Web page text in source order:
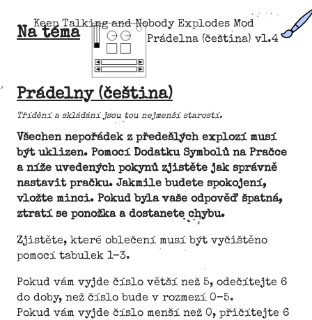
Keep Talking and Nobody Explodes Mod
Prádelna (čeština) v1.4
Na téma
Prádelny (čeština)
Třídění a skládání jsou tou nejmenší starostí.
Všechen nepořádek z předešlých explozí musí
být uklizen. Pomocí Dodatku Symbolů na Pračce
a níže uvedených pokynů zjistěte jak správně
nastavit pračku. Jakmile budete spokojení,
vložte minci. Pokud byla vaše odpověď špatná,
ztratí se ponožka a dostanete chybu.
Zjistěte, které oblečení musí být vyčištěno
pomocí tabulek 1–3.
Pokud vám vyjde číslo větší než 5, odečítejte 6
do doby, než číslo bude v rozmezí 0–5.
Pokud vám vyjde číslo menší než 0, přičítejte 6